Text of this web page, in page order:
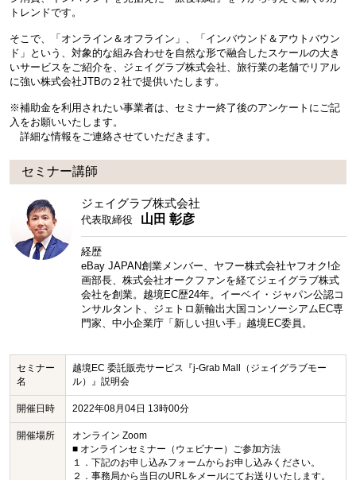
トレンドです。
そこで、「オンライン＆オフライン」、「インバウンド＆アウトバウン
ド」という、対象的な組み合わせを自然な形で融合したスケールの大き
いサービスをご紹介を、ジェイグラブ株式会社、旅行業の老舗でリアル
に強い株式会社JTBの２社で提供いたします。
※補助金を利用されたい事業者は、セミナー終了後のアンケートにご記
入をお願いいたします。
詳細な情報をご連絡させていただきます。
セミナー講師
ジェイグラブ株式会社
代表取締役 山田 彰彦
経歴
eBay JAPAN創業メンバー、ヤフー株式会社ヤフオク!企
画部長、株式会社オークファンを経てジェイグラブ株式
会社を創業。越境EC歴24年。イーベイ・ジャパン公認コ
ンサルタント、ジェトロ新輸出大国コンソーシアムEC専
門家、中小企業庁「新しい担い手」越境EC委員。
セミナー
名
越境EC 委託販売サービス『j-Grab Mall（ジェイグラブモー
ル）』説明会
開催日時 2022年08月04日 13時00分
開催場所
オンライン Zoom
■ オンラインセミナー（ウェビナー）ご参加方法
１．下記のお申し込みフォームからお申し込みください。
２．事務局から当日のURLをメールにてお送りいたします。